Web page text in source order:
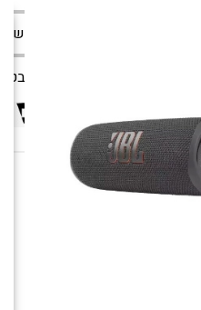
צור קשר
קניה מאובטחת